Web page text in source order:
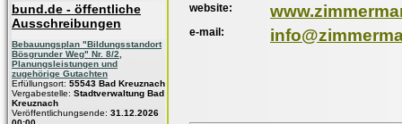
bund.de - öffentliche
Ausschreibungen
Bebauungsplan "Bildungsstandort
Bösgrunder Weg" Nr. 8/2,
Planungsleistungen und
zugehörige Gutachten
Erfüllungsort: 55543 Bad Kreuznach
Vergabestelle: Stadtverwaltung Bad
Kreuznach
Veröffentlichungsende: 31.12.2026
website:
e-mail: